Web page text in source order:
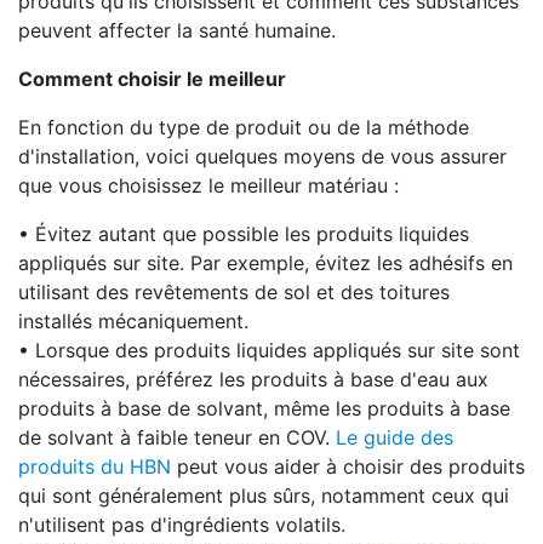
peuvent affecter la santé humaine.
Comment choisir le meilleur
En fonction du type de produit ou de la méthode
d'installation, voici quelques moyens de vous assurer
que vous choisissez le meilleur matériau :
• Évitez autant que possible les produits liquides
appliqués sur site. Par exemple, évitez les adhésifs en
utilisant des revêtements de sol et des toitures
installés mécaniquement.
• Lorsque des produits liquides appliqués sur site sont
nécessaires, préférez les produits à base d'eau aux
produits à base de solvant, même les produits à base
de solvant à faible teneur en COV. Le guide des
produits du HBN peut vous aider à choisir des produits
qui sont généralement plus sûrs, notamment ceux qui
n'utilisent pas d'ingrédients volatils.